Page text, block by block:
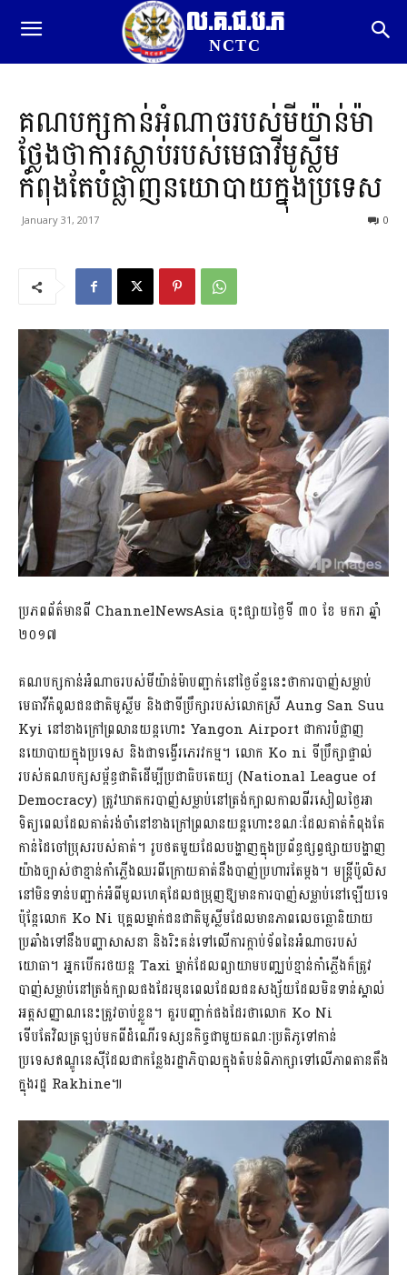
ល.គ.ជ.ប.ភ
NCTC
គណបក្សកាន់អំណាចរបស់មីយ៉ាន់ម៉ា
ថ្លែងថាការស្លាប់របស់មេធាវីមូស្លីម
កំពុងតែបំផ្លាញនយោបាយក្នុងប្រទេស
January 31, 2017 0
ប្រភពព័ត៌មានពី ChannelNewsAsia ចុះផ្សាយថ្ងៃទី ៣០ ខែ មករា ឆ្នាំ
២០១៧
គណបក្សកាន់អំណាចរបស់មីយ៉ាន់ម៉ាបញ្ជាក់នៅថ្ងៃច័ន្ទនេះថាការបាញ់សម្លាប់
មេធាវីកំពូលជនជាតិមូស្លីម និងជាទីប្រឹក្សារបស់លោកស្រី Aung San Suu
Kyi នៅខាងក្រៅព្រលានយន្តហោះ Yangon Airport ជាការបំផ្លាញ
នយោបាយក្នុងប្រទេស និងជាទង្វើរភេរវកម្ម។ លោក Ko ni ទីប្រឹក្សាផ្ទាល់
របស់គណបក្សសម្ព័ន្ធជាតិដើម្បីប្រជាធិបតេយ្យ (National League of
Democracy) ត្រូវឃាតករបាញ់សម្លាប់នៅត្រង់ក្បាលកាលពីរសៀលថ្ងៃអា
ទិត្យពេលដែលគាត់រង់ចាំនៅខាងក្រៅព្រលានយន្តហោះខណៈដែលគាត់កំពុងតែ
កាន់ដៃចៅប្រុសរបស់គាត់។ រូបថតមួយដែលបង្ហាញក្នុងប្រព័ន្ធផ្សព្វផ្សាយបង្ហាញ
យ៉ាងច្បាស់ថាខ្មាន់កាំភ្លើងឈរពីក្រោយគាត់នឹងបាញ់ប្រហារតែម្តង។ មន្ត្រីប៉ូលិស
នៅមិនទាន់បញ្ជាក់អំពីមូលហេតុដែលជម្រុញឱ្យមានការបាញ់សម្លាប់នៅឡើយទេ
ប៉ុន្តែលោក Ko Ni បុគ្គលម្នាក់ជនជាតិមូស្លីមដែលមានភាពលេចធ្លោនិយាយ
ប្រឆាំងទៅនឹងបញ្ហាសាសនា និងរិះគន់ទៅលើការក្តាប់ទ័ពនៃអំណាចរបស់
យោធា។ អ្នកបើករថយន្ត Taxi ម្នាក់ដែលព្យាយាមបញ្ឈប់ខ្មាន់កាំភ្លើងក៏ត្រូវ
បាញ់សម្លាប់នៅត្រង់ក្បាលផងដែរមុនពេលដែលជនសង្ស័យដែលមិនទាន់ស្គាល់
អត្តសញ្ញាណនេះត្រូវចាប់ខ្លួន។ គួរបញ្ជាក់ផងដែរថាលោក Ko Ni
ទើបតែវិលត្រឡប់មកពីដំណើរទស្សនកិច្ចជាមួយគណៈប្រតិភូទៅកាន់
ប្រទេសឥណ្ឌូនេស៊ីដែលជាកន្លែងរដ្ឋាភិបាលក្នុងតំបន់ពិភាក្សាទៅលើភាពតានតឹង
ក្នុងរដ្ឋ Rakhine៕